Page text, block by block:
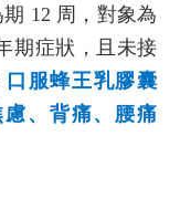
12 周，對象為
期症狀，且未接
口服蜂王乳膠囊
慮、背痛、 腰痛